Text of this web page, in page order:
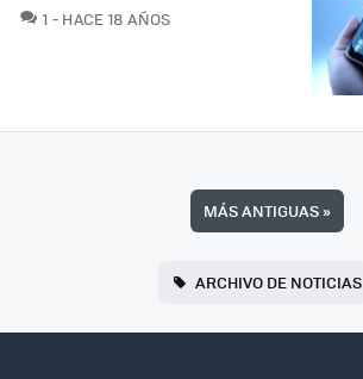
1 COMENTARIOS
HACE 18 AÑOS
MÁS ANTIGUAS»
ARCHIVO DE NOTICIAS